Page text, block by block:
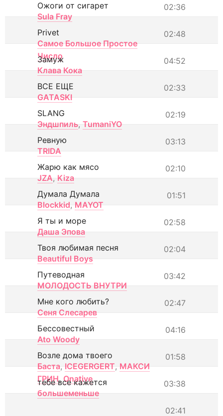
02:36
Ожоги от сигарет
Sula Fray
02:48
Privet
Самое Большое Простое
Число
04:52
Замуж
Клава Кока
02:33
ВСЕ ЕЩЕ
GATASKI
02:19
SLANG
Эндшпиль, TumaniYO
03:13
Ревную
TRIDA
02:10
Жарю как мясо
JZA, Kiza
01:51
Думала Думала
Blockkid, MAYOT
02:58
Я ты и море
Даша Эпова
02:04
Твоя любимая песня
Beautiful Boys
03:42
Путеводная
МОЛОДОСТЬ ВНУТРИ
02:47
Мне кого любить?
Сеня Слесарев
04:16
Бессовестный
Ato Woody
01:58
Возле дома твоего
Баста, ICEGERGERT, МАКСИ
ГРИН, Onative 03:38
тебе все кажется
большеменьше
02:41